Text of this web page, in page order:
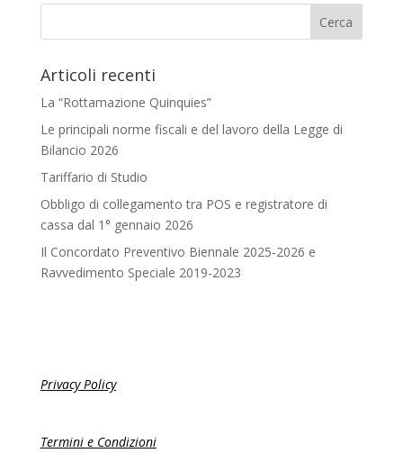
Articoli recenti
La “Rottamazione Quinquies”
Le principali norme fiscali e del lavoro della Legge di
Bilancio 2026
Tariffario di Studio
Obbligo di collegamento tra POS e registratore di
cassa dal 1° gennaio 2026
Il Concordato Preventivo Biennale 2025-2026 e
Ravvedimento Speciale 2019-2023
Privacy Policy
Termini e Condizioni